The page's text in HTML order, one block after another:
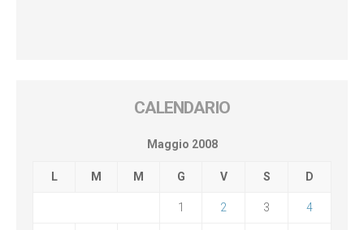
CALENDARIO
Maggio 2008
L M M G V S D
1 2 3 4